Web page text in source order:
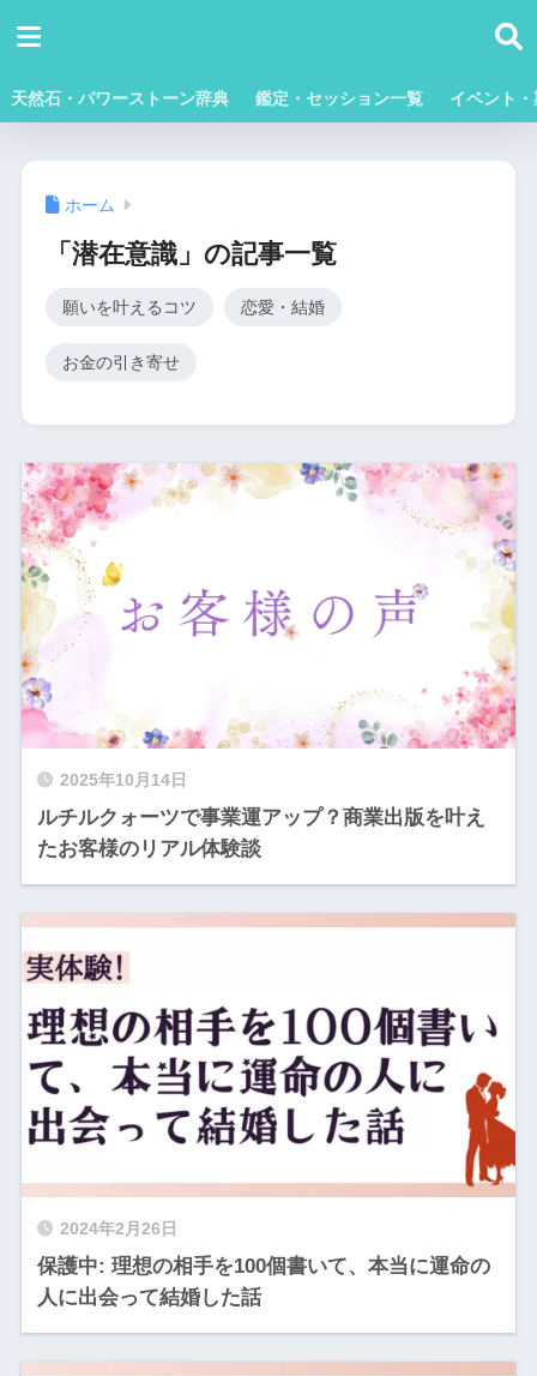
天然石・パワーストーン辞典 鑑定・セッション一覧 イベント
ホーム
「潜在意識」の記事一覧
願いを叶えるコツ 恋愛・結婚
お金の引き寄せ
2025年10月14日
ルチルクォーツで事業運アップ？商業出版を叶え
たお客様のリアル体験談
2024年2月26日
保護中: 理想の相手を100個書いて、本当に運命の
人に出会って結婚した話